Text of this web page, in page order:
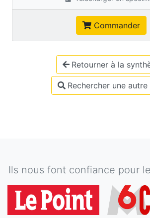
Commander
Retourner à la
Rechercher une
Ils nous font confiance pour